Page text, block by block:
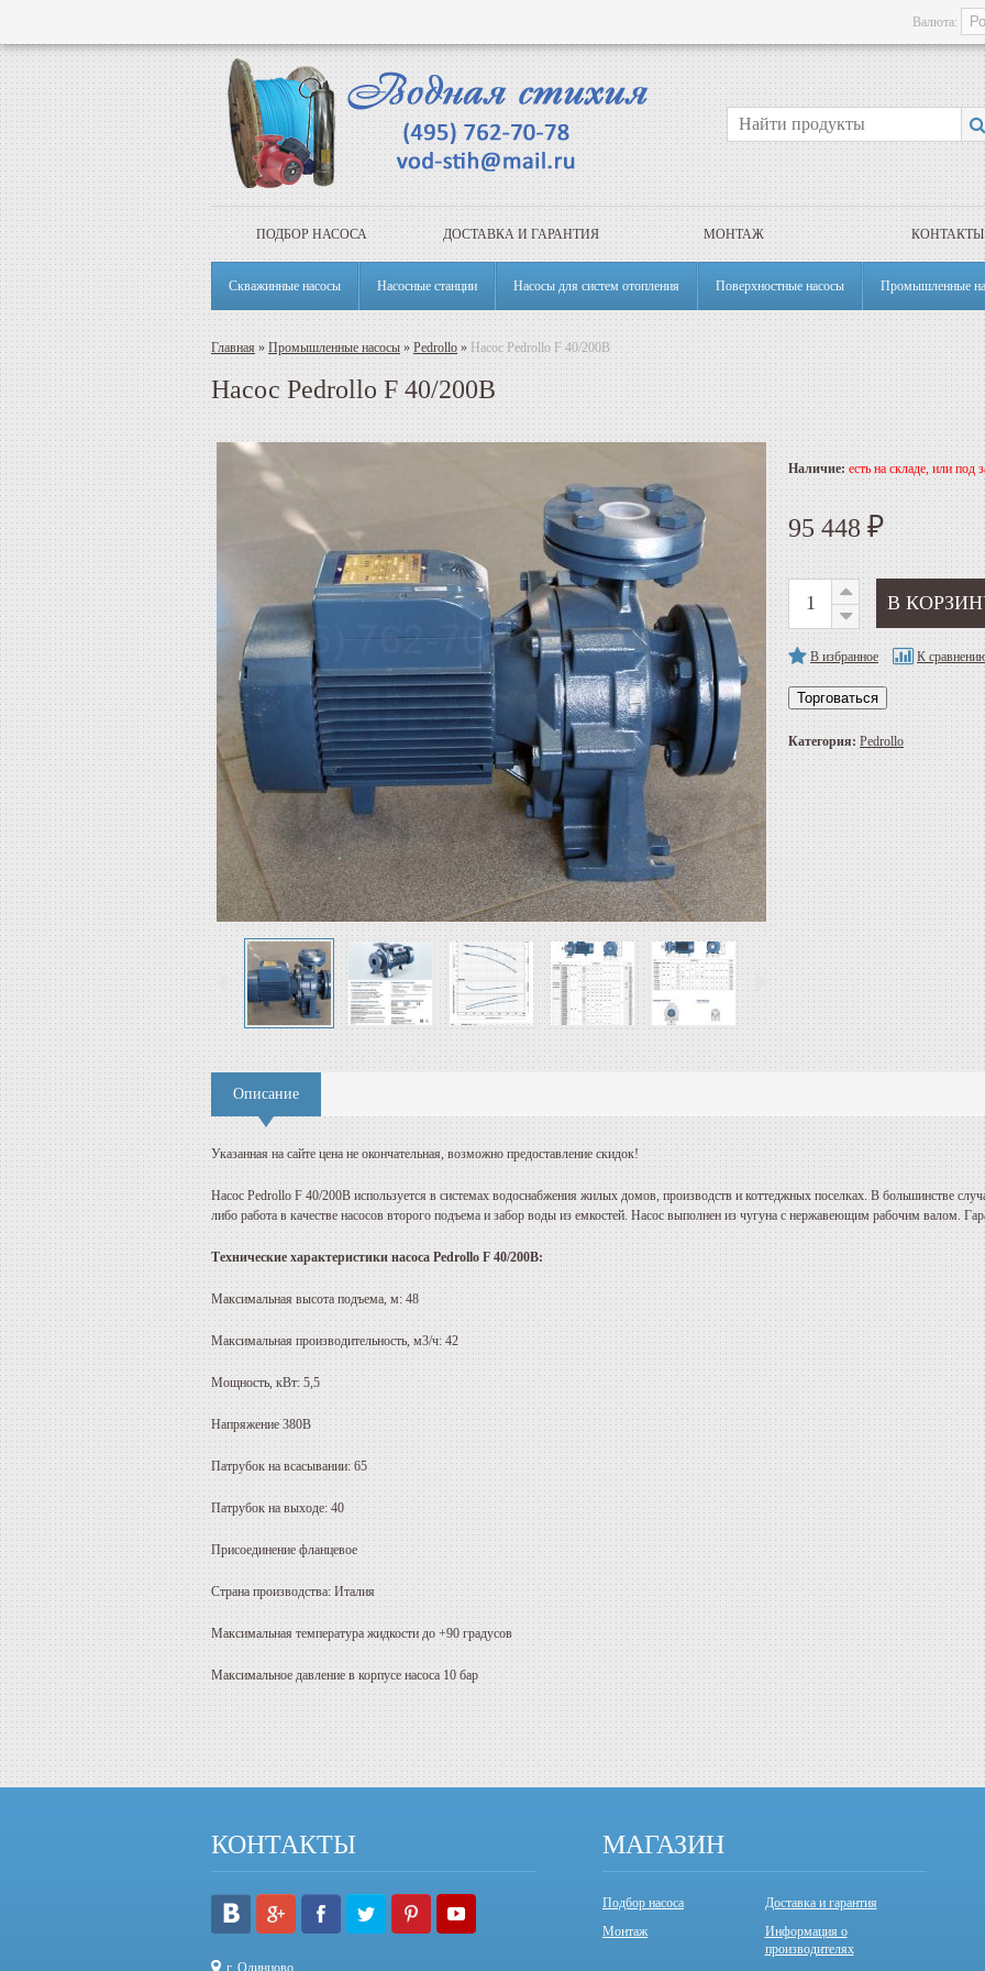
Валюта:
ПОДБОР НАСОСА ДОСТАВКА И ГАРАНТИЯ МОНТАЖ КОНТАКТЫ
Скважинные насосы Насосные станции Насосы для систем отопления Поверхностные насосы Промышленные
Главная » Промышленные насосы»Pedrollo » Насос Pedrollo F 40/200B
Насос Pedrollo F 40/200B
Наличие:есть на складе, или под
95 448₽
В избранное К
Торговаться
Категория:Pedrollo
Описание
Указанная на сайте цена не окончательная, возможно предоставление скидок!
Насос Pedrollo F 40/200B используется в системах водоснабжения жилых домов, производств и коттеджных поселках. В большинстве
либо работа в качестве насосов второго подъема и забор воды из емкостей. Насос выполнен из чугуна с нержавеющим рабочим валом.
Технические характеристики насоса Pedrollo F 40/200B:
Максимальная высота подъема, м: 48
Максимальная производительность, м3/ч: 42
Мощность, кВт: 5,5
Напряжение 380В
Патрубок на всасывании: 65
Патрубок на выходе: 40
Присоединение фланцевое
Страна производства: Италия
Максимальная температура жидкости до +90 градусов
Максимальное давление в корпусе насоса 10 бар
КОНТАКТЫ
г. Одинцово
МАГАЗИН
Подбор насоса
Доставка и гарантия
Монтаж
Информация о
производителях